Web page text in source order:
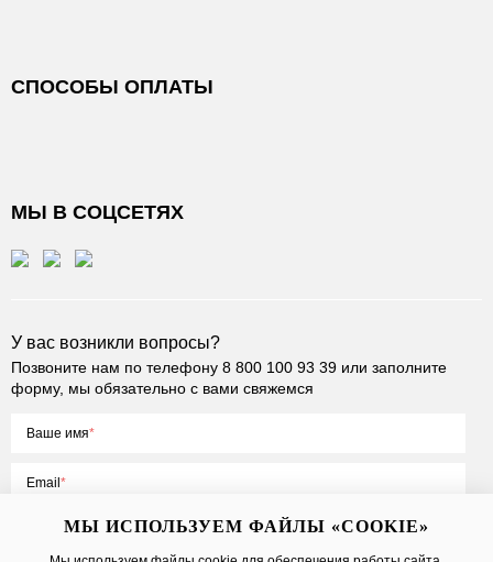
СПОСОБЫ ОПЛАТЫ
МЫ В СОЦСЕТЯХ
У вас возникли вопросы?
Позвоните нам по телефону 8 800 100 93 39 или заполните
форму, мы обязательно с вами свяжемся
Ваше имя
Email
МЫ ИСПОЛЬЗУЕМ ФАЙЛЫ «COOKIE»